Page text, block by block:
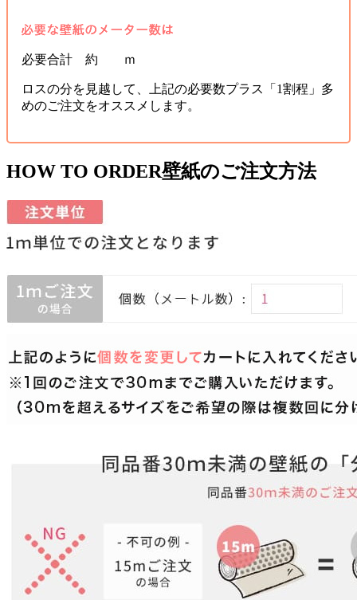
必要合計 約 ｍ
ロスの分を見越して、上記の必要数プラス「1割程」多
めのご注文をオススメします。
HOW TO ORDER壁紙のご注文方法